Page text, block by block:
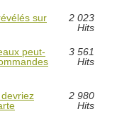
sur
2 023
Hits
peut-
3 561
Hits
2 980
Hits